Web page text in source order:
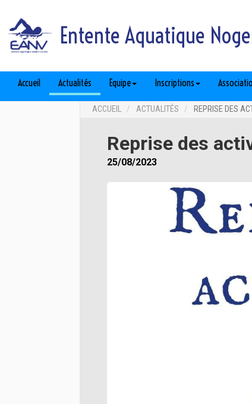
Entente Aquatique
Accueil Actualités Equipe Inscriptions
ACCUEIL ACTUALITÉS REPRISE DES
Reprise des
25/08/2023